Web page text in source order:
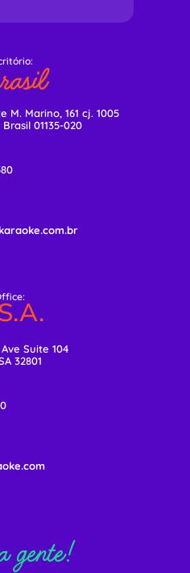
M. Marino, 161 cj. 1005
01135-020
Suite 104
32801
gente!